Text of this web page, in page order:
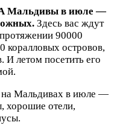
А Мальдивы в июле —
Здесь вас ждут
90000
коралловых островов,
И летом посетить его
на Мальдивах в июле —
хорошие отели,